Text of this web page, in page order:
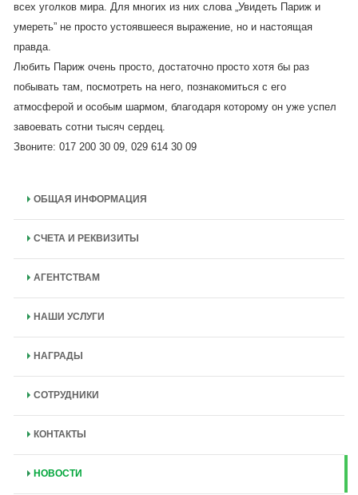
всех уголков мира. Для многих из них слова „Увидеть Париж и
умереть” не просто устоявшееся выражение, но и настоящая
правда.
Любить Париж очень просто, достаточно просто хотя бы раз
побывать там, посмотреть на него, познакомиться с его
атмосферой и особым шармом, благодаря которому он уже успел
завоевать сотни тысяч сердец.
Звоните: 017 200 30 09, 029 614 30 09
ОБЩАЯ ИНФОРМАЦИЯ
СЧЕТА И РЕКВИЗИТЫ
АГЕНТСТВАМ
НАШИ УСЛУГИ
НАГРАДЫ
СОТРУДНИКИ
КОНТАКТЫ
НОВОСТИ